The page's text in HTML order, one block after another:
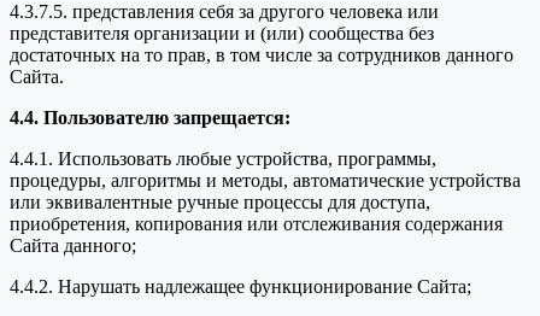
4.3.7.5. представления себя за другого человека или
представителя организации и (или) сообщества без
достаточных на то прав, в том числе за сотрудников данного
Сайта.
4.4. Пользователю запрещается:
4.4.1. Использовать любые устройства, программы,
процедуры, алгоритмы и методы, автоматические устройства
или эквивалентные ручные процессы для доступа,
приобретения, копирования или отслеживания содержания
Сайта данного;
4.4.2. Нарушать надлежащее функционирование Сайта;